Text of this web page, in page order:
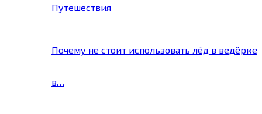
Путешествия
Почему не стоит использовать лёд в ведёрке
в…